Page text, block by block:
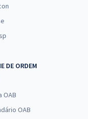
DE ORDEM
OAB
OAB